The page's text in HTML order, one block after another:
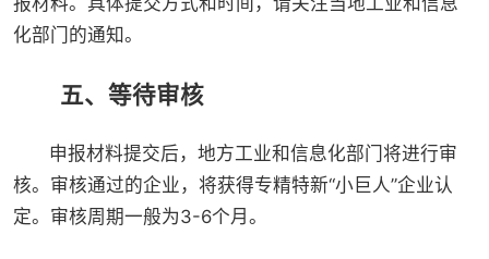
化部门的通知。
五、等待审核
申报材料提交后，地方工业和信息化部门将进行审
核。审核通过的企业，将获得专精特新“小巨人”企业认
定。审核周期一般为3-6个月。